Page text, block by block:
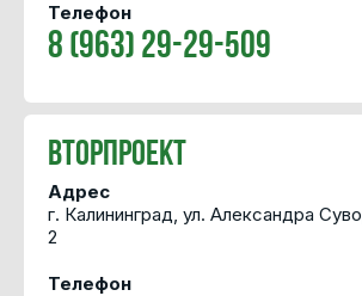
Телефон
8 (963) 29-29-509
Вторпроект
Адрес
г. Калининград, ул. Александра
2
Телефон